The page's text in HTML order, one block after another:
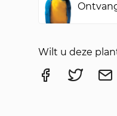
Wilt u deze